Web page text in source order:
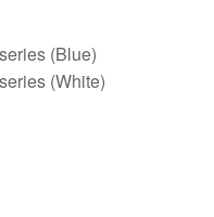
(Blue)
(White)